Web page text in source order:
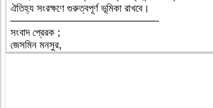
ঐতিহ্য সংরক্ষণে গুরুত্বপূর্ণ ভূমিকা রাখবে।
——————————————-
সংবাদ প্রেরক ;
জেসমিন মনসুর,